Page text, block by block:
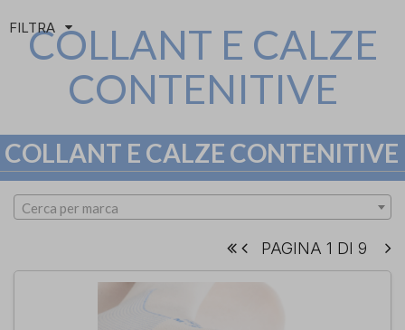
FILTRA
COLLANT E CALZE
CONTENITIVE
COLLANT E CALZE CONTENITIVE
Cerca per marca
PAGINA 1 DI 9